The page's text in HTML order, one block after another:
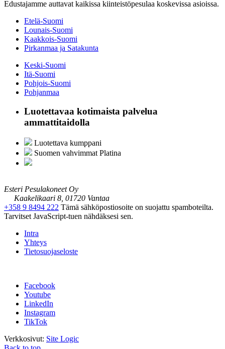
Edustajamme auttavat kaikissa kiinteistöpesulaa koskevissa asioissa.
Etelä-Suomi
Lounais-Suomi
Kaakkois-Suomi
Pirkanmaa ja Satakunta
Keski-Suomi
Itä-Suomi
Pohjois-Suomi
Pohjanmaa
Luotettavaa kotimaista palvelua
ammattitaidolla
Luotettava kumppani
Suomen vahvimmat Platina
Esteri Pesulakoneet Oy
Kaakelikaari 8, 01720 Vantaa
+358 9 8494 222 Tämä sähköpostiosoite on suojattu spamboteilta.
Tarvitset JavaScript-tuen nähdäksesi sen.
Intra
Yhteys
Tietosuojaseloste
Facebook
Youtube
LinkedIn
Instagram
TikTok
Verkkosivut: Site Logic